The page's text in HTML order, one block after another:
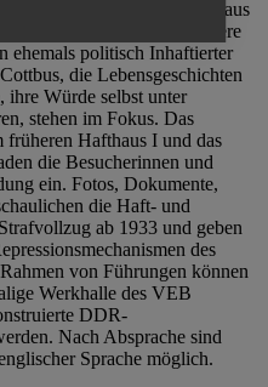
politischen Unrechts aus
Jahrhunderts. Eine besondere
ehemals politisch Inhaftierter
die Lebensgeschichten
ihre Würde selbst unter
stehen im Fokus. Das
früheren Hafthaus I und das
die Besucherinnen und
ein. Fotos, Dokumente,
die Haft- und
ab 1933 und geben
des
von Führungen können
Werkhalle des VEB
DDR-
Nach Absprache sind
Sprache möglich.